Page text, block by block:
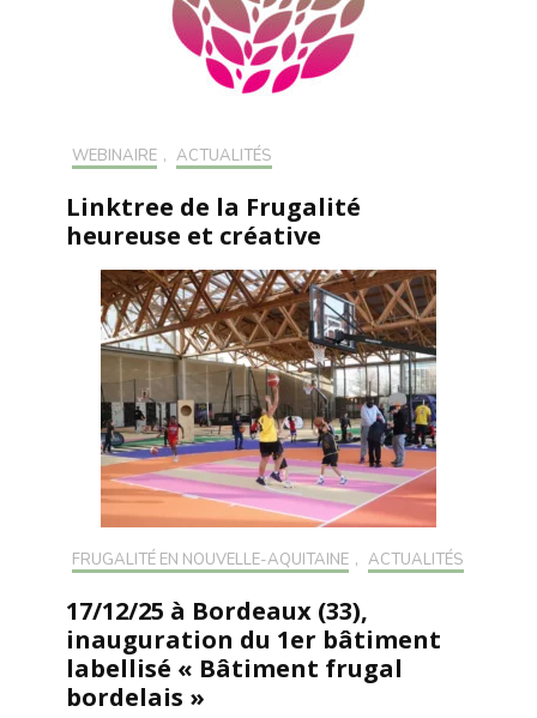
WEBINAIRE , ACTUALITÉS
Linktree de la Frugalité
heureuse et créative
FRUGALITÉ EN NOUVELLE-AQUITAINE , ACTUALITÉS
17/12/25 à Bordeaux (33),
inauguration du 1er bâtiment
labellisé « Bâtiment frugal
bordelais »